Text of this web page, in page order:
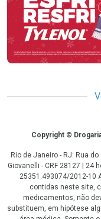
CopyrightCopyright ©
Rio de Janeiro - RJ: Rua do
Giovanelli - CRF 28127 | 24
25351.493074/2012-10
contidas neste site,
medicamentos, não
substituem, em hipótese